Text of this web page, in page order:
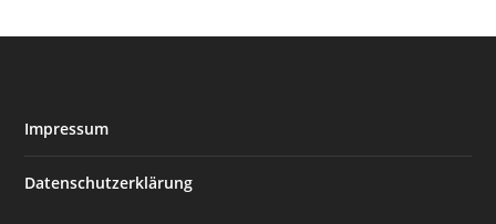
Impressum
Datenschutzerklärung